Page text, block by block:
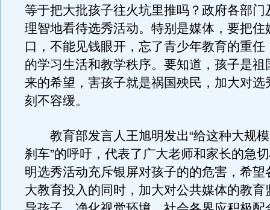
等于把大批孩子往火坑里推吗？政府各部门
理智地看待选秀活动。特别是媒体，要把住
口，不能见钱眼开，忘了青少年教育的重任
的学习生活和教学秩序。要知道，孩子是祖
来的希望，害孩子就是祸国殃民，加大对选
刻不容缓。
教育部发言人王旭明发出“给这种大规模
刹车”的呼吁，代表了广大老师和家长的急
明选秀活动充斥银屏对孩子的的危害，希望
大教育投入的同时，加大对公共媒体的教育